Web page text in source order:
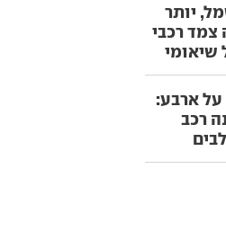
יותר
צמד רכבי
שיאומי
על ארבע:
רכב